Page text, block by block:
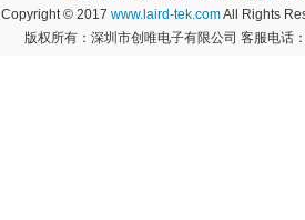
Copyright © 2017 www.laird-tek.comAll Rights
版权所有：深圳市创唯电子有限公司 客服电话